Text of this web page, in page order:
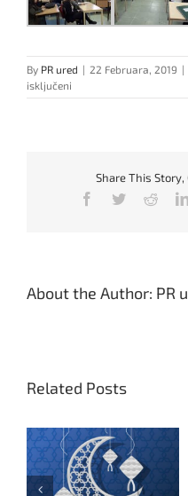
By PR ured | 22 Februara, 2019 |
isključeni
Posjeta
„Travnik“Share This Story,
Facebook
Twitter
About the Author: PR
Related Posts
Svečana promocija